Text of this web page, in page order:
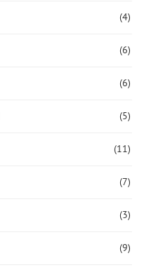
(4)
(6)
(6)
(5)
(11)
(7)
(3)
(9)